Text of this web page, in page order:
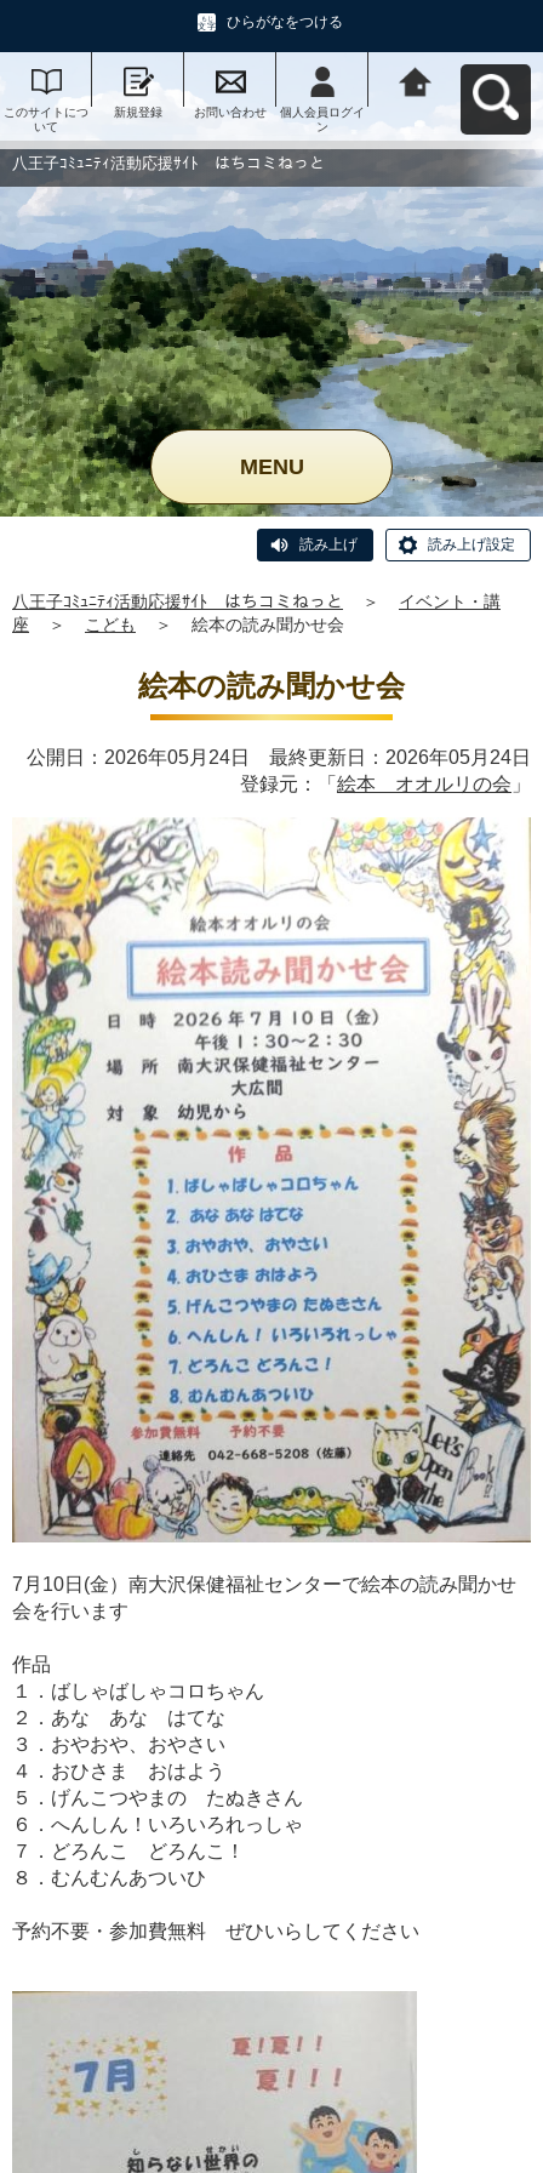
ひらがなをつける
このサイトにつ
いて
新規登録 お問い合わせ
個人会員ログイ
ン
動応援ｻｲﾄ はち
コミねっとへ戻
八王子ｺﾐｭﾆﾃｨ活動応援ｻｲﾄ はちコミねっと
MENU
読み上げ 読み上げ設定
八王子ｺﾐｭﾆﾃｨ活動応援ｻｲﾄ はちコミねっと ＞
イベント・講
座
＞ こども ＞ 絵本の読み聞かせ会
絵本の読み聞かせ会
公開日：2026年05月24日 最終更新日：2026年05月24日
登録元：「 絵本 オオルリの会 」
7月10日(金）南大沢保健福祉センターで絵本の読み聞かせ
会を行います
作品
１．ばしゃばしゃコロちゃん
２．あな あな はてな
３．おやおや、おやさい
４．おひさま おはよう
５．げんこつやまの たぬきさん
６．へんしん！いろいろれっしゃ
７．どろんこ どろんこ！
８．むんむんあついひ
予約不要・参加費無料 ぜひいらしてください